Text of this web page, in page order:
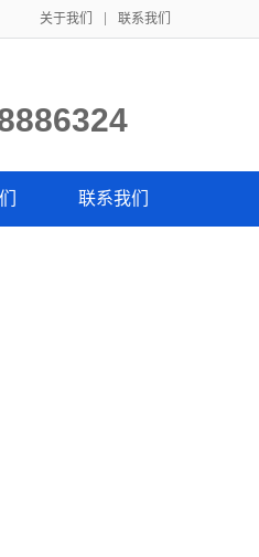
关于我们 联系我们
联系我们